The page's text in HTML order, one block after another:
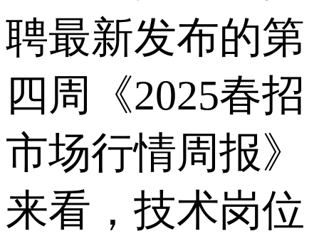
聘最新发布的第
四周《2025春招
市场行情周报》
来看，技术岗位